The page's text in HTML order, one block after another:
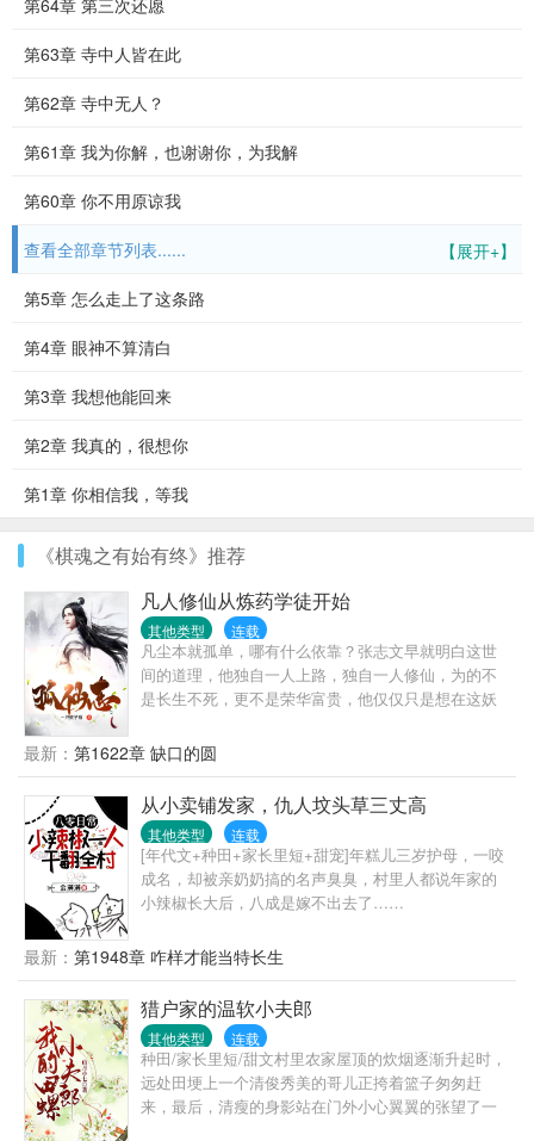
第64章 第三次还愿
第63章 寺中人皆在此
第62章 寺中无人？
第61章 我为你解，也谢谢你，为我解
第60章 你不用原谅我
【展开+】
查看全部章节列表......
第5章 怎么走上了这条路
第4章 眼神不算清白
第3章 我想他能回来
第2章 我真的，很想你
第1章 你相信我，等我
《棋魂之有始有终》推荐
凡人修仙从炼药学徒开始
其他类型 连载
凡尘本就孤单，哪有什么依靠？张志文早就明白这世
间的道理，他独自一人上路，独自一人修仙，为的不
是长生不死，更不是荣华富贵，他仅仅只是想在这妖
遍三界，一往无前。
最新： 第1622章 缺口的圆
从小卖铺发家，仇人坟头草三丈高
其他类型 连载
[年代文+种田+家长里短+甜宠]年糕儿三岁护母，一咬
成名，却被亲奶奶搞的名声臭臭，村里人都说年家的
小辣椒长大后，八成是嫁不出去了……
最新： 第1948章 咋样才能当特长生
猎户家的温软小夫郎
其他类型 连载
种田/家长里短/甜文村里农家屋顶的炊烟逐渐升起时，
远处田埂上一个清俊秀美的哥儿正挎着篮子匆匆赶
来，最后，清瘦的身影站在门外小心翼翼的张望了一